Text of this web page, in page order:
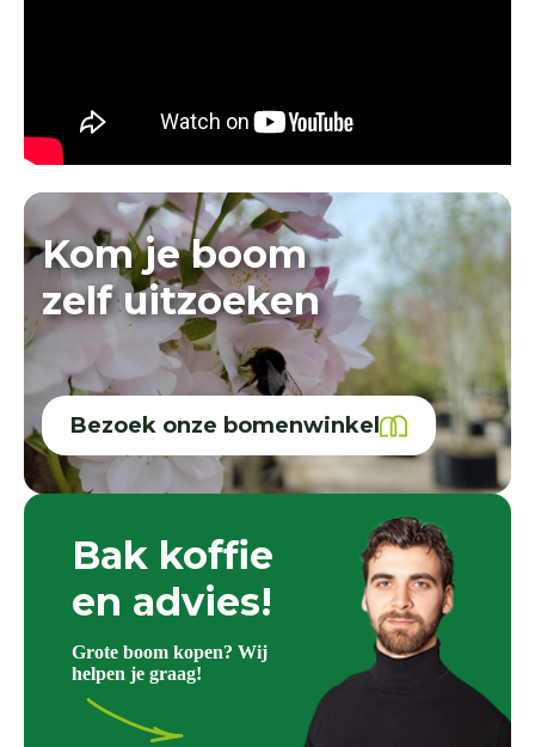
Kom je boom
zelf uitzoeken
Bezoek onze bomenwinkel
Bak koffie
en advies!
Grote boom kopen? Wij
helpen je graag!